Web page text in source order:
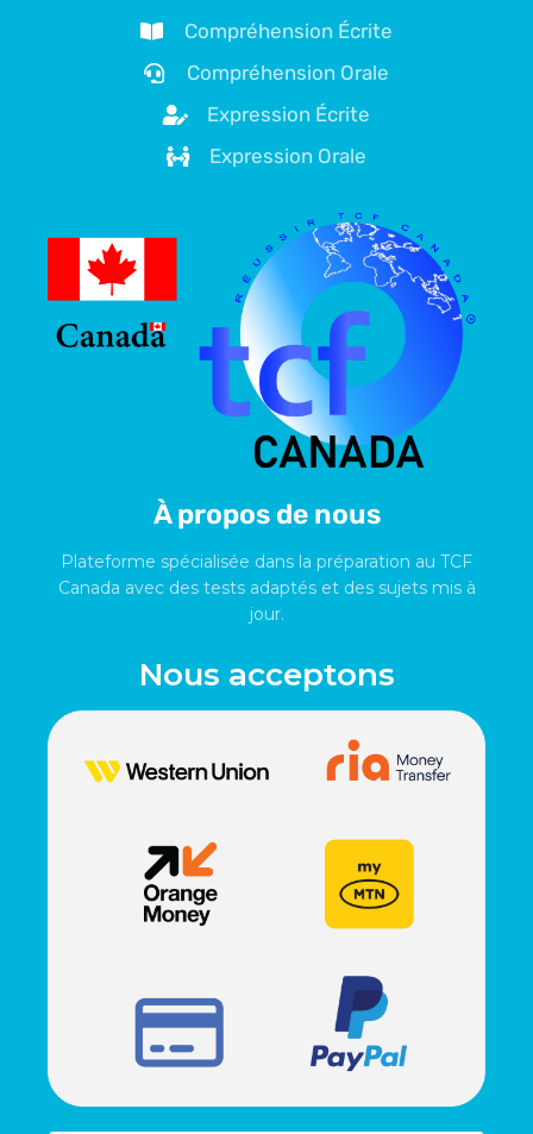
Compréhension Écrite
Compréhension Orale
Expression Écrite
Expression Orale
À propos de nous
Plateforme spécialisée dans la préparation au TCF
Canada avec des tests adaptés et des sujets mis à
jour.
Nous acceptons